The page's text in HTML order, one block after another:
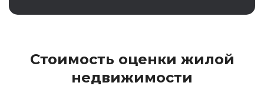
Стоимость оценки жилой
недвижимости